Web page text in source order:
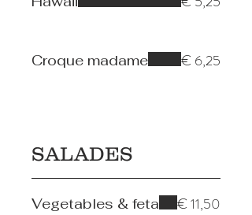
Croque madame € 6,25
SALADES
Vegetables & feta € 11,50